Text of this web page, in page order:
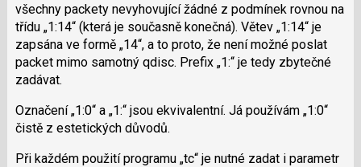
všechny packety nevyhovující žádné z podmínek rovnou na
třídu „1:14“ (která je současně konečná). Větev „1:14“ je
zapsána ve formě „14“, a to proto, že není možné poslat
packet mimo samotný qdisc. Prefix „1:“ je tedy zbytečné
zadávat.
Označení „1:0“ a „1:“ jsou ekvivalentní. Já používám „1:0“
čistě z estetických důvodů.
Při každém použití programu „tc“ je nutné zadat i parametr